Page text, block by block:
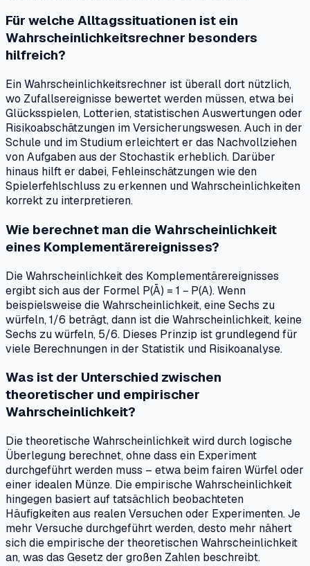
Für welche Alltagssituationen ist ein
Wahrscheinlichkeitsrechner besonders
hilfreich?
Ein Wahrscheinlichkeitsrechner ist überall dort nützlich,
wo Zufallsereignisse bewertet werden müssen, etwa bei
Glücksspielen, Lotterien, statistischen Auswertungen oder
Risikoabschätzungen im Versicherungswesen. Auch in der
Schule und im Studium erleichtert er das Nachvollziehen
von Aufgaben aus der Stochastik erheblich. Darüber
hinaus hilft er dabei, Fehleinschätzungen wie den
Spielerfehlschluss zu erkennen und Wahrscheinlichkeiten
korrekt zu interpretieren.
Wie berechnet man die Wahrscheinlichkeit
eines Komplementärereignisses?
Die Wahrscheinlichkeit des Komplementärereignisses
ergibt sich aus der Formel P(Ā) = 1 − P(A). Wenn
beispielsweise die Wahrscheinlichkeit, eine Sechs zu
würfeln, 1/6 beträgt, dann ist die Wahrscheinlichkeit, keine
Sechs zu würfeln, 5/6. Dieses Prinzip ist grundlegend für
viele Berechnungen in der Statistik und Risikoanalyse.
Was ist der Unterschied zwischen
theoretischer und empirischer
Wahrscheinlichkeit?
Die theoretische Wahrscheinlichkeit wird durch logische
Überlegung berechnet, ohne dass ein Experiment
durchgeführt werden muss – etwa beim fairen Würfel oder
einer idealen Münze. Die empirische Wahrscheinlichkeit
hingegen basiert auf tatsächlich beobachteten
Häufigkeiten aus realen Versuchen oder Experimenten. Je
mehr Versuche durchgeführt werden, desto mehr nähert
sich die empirische der theoretischen Wahrscheinlichkeit
an, was das Gesetz der großen Zahlen beschreibt.